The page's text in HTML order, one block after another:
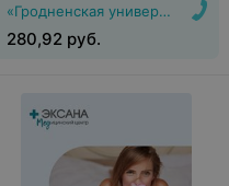
гормонального фона
женщины»
«Гродненская
280,92 руб.